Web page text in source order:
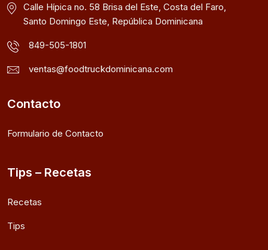
Calle Hípica no. 58 Brisa del Este, Costa del Faro,
Santo Domingo Este, República Dominicana
849-505-1801
ventas@foodtruckdominicana.com
Contacto
Formulario de Contacto
Tips – Recetas
Recetas
Tips